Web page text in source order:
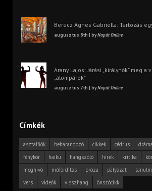
Berecz Ágnes Gabriella: Tartozás
augusztus 8th | byNapút Online
Arany Lajos: Járási „királynők” meg a
„álompárok”
augusztus 7th | byNapút Online
Címkék
asztalfiók beharangozó cikkek cédrus dráma
fénykör
haiku hangszóló hírek kritika
meghívó
műfordítás próza pályázat
vers
videók visszhang önszócikk